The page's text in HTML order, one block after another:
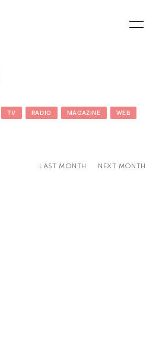
DISCOGRAPHY
TV RADIO MAGAZINE WEB
LAST MONTH NEXT MONTH